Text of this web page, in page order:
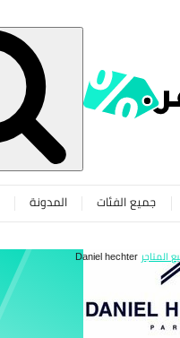
جميع الفئات المدونة
المتاجر Daniel hechter